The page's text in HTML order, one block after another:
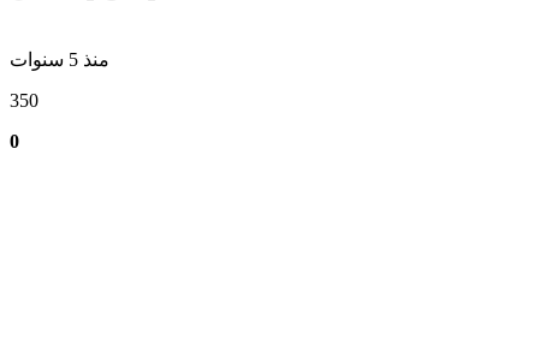
منذ 5 سنوات
350
0